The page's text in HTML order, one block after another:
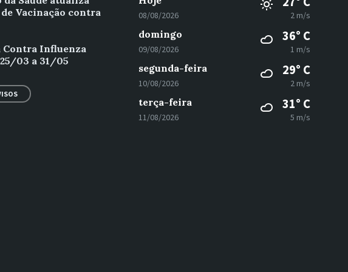
Vacinação contra
Contra Influenza
03 a 31/05
08/08/2026 2 m/s
domingo
09/08/2026
36° C
1 m/s
segunda-feira
10/08/2026
29° C
2 m/s
terça-feira
11/08/2026
31° C
5 m/s